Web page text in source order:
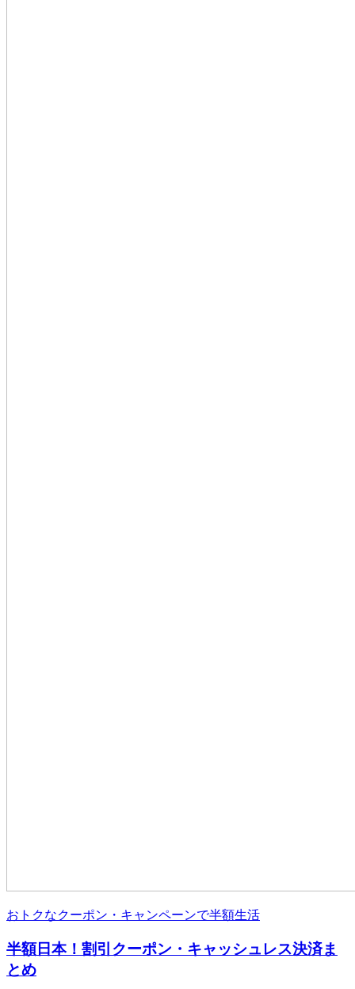
おトクなクーポン・キャンペーンで半額生活
半額日本！割引クーポン・キャッシュレス決済ま
とめ